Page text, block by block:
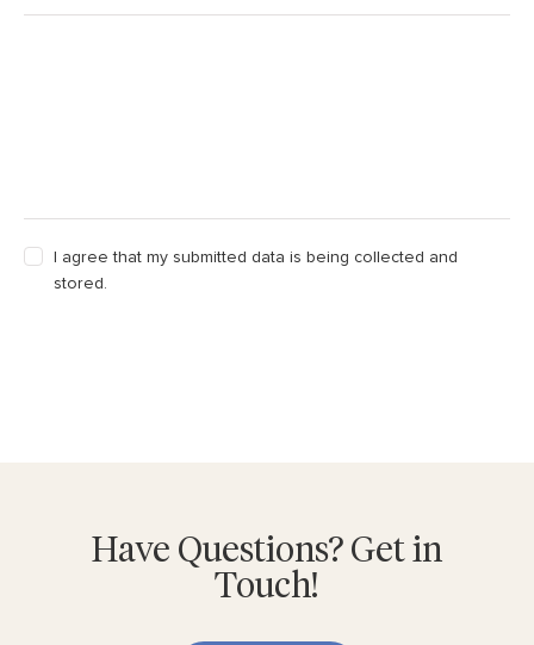
I agree that my submitted data is being collected and
stored.
Have Questions? Get in
Touch!